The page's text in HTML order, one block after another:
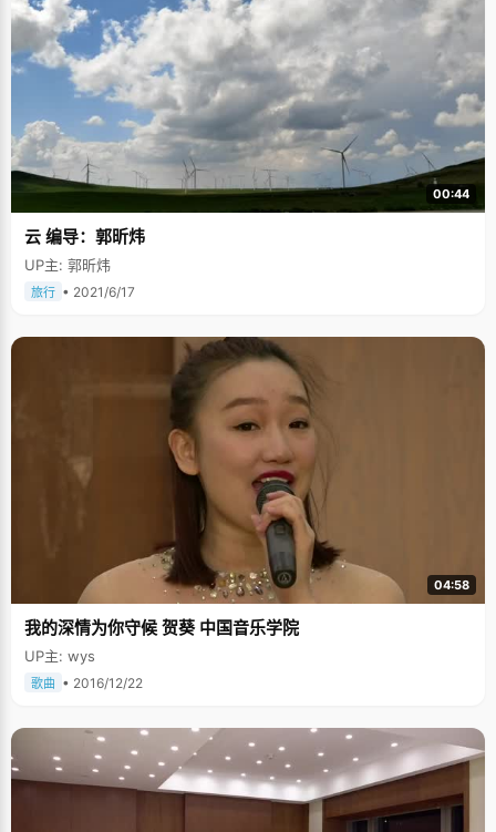
00:44
云 编导：郭昕炜
UP主: 郭昕炜
旅行 • 2021/6/17
04:58
我的深情为你守候 贺葵 中国音乐学院
UP主: wys
歌曲 • 2016/12/22